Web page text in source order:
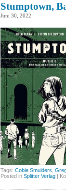
Stumptown,
Juni 30, 2022
Tags: Cobie Smulders
Posted in Splitter Verlag |